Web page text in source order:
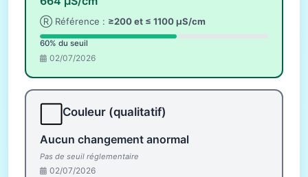
Ⓡ Référence : ≥200 et ≤ 1100 µS/cm
60% du seuil
02/07/2026
Couleur (qualitatif)
Aucun changement anormal
Pas de seuil réglementaire
02/07/2026